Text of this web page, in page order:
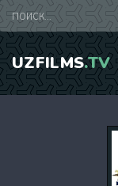
UZFILMS.TV